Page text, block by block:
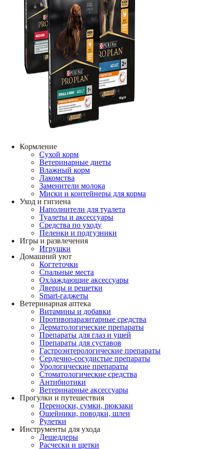
Кормление
Сухой корм
Ветеринарные диеты
Влажный корм
Лакомства
Заменители молока
Миски и контейнеры для корма
Уход и гигиена
Наполнители для туалета
Туалеты и аксессуары
Средства по уходу
Пеленки и подгузники
Игры и развлечения
Игрушки
Домашний уют
Когтеточки
Спальные места
Охлаждающие аксессуары
Дверцы и решетки
Smart-гаджеты
Ветеринарная аптека
Витамины и добавки
Противопаразитарные средства
Дерматологические препараты
Препараты для глаз и ушей
Препараты для суставов
Гастроэнтерологические препараты
Сердечно-сосудистые препараты
Урологические препараты
Стоматологические средства
Антибиотики
Ветеринарные аксессуары
Прогулки и путешествия
Переноски, сумки, рюкзаки
Ошейники, поводки, шлеи
Рулетки
Инструменты для ухода
Дешеддеры
Расчески и щетки